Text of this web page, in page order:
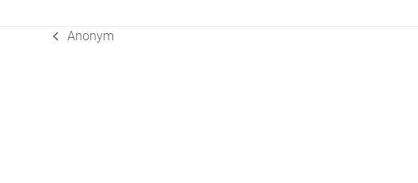
vorheriger
Anonym